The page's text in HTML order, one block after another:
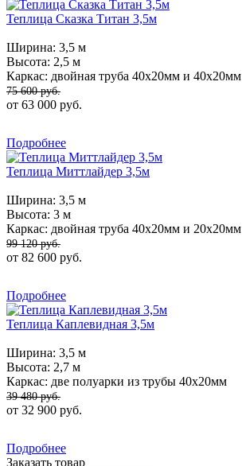
Теплица Сказка Титан 3,5м
Ширина: 3,5 м
Высота: 2,5 м
Каркас: двойная труба 40х20мм и 40х20мм
75 600 руб.
от 63 000 руб.
Подробнее
Теплица Миттлайдер 3,5м
Ширина: 3,5 м
Высота: 3 м
Каркас: двойная труба 40х20мм и 20х20мм
99 120 руб.
от 82 600 руб.
Подробнее
Теплица Каплевидная 3,5м
Ширина: 3,5 м
Высота: 2,7 м
Каркас: две полуарки из трубы 40х20мм
39 480 руб.
от 32 900 руб.
Подробнее
Заказать товар